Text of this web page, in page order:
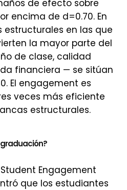
de efecto sobre
encima de d=0.70. En
estructurales en las que
la mayor parte del
de clase, calidad
financiera — se sitúan
El engagement es
veces más eficiente
estructurales.
Engagement
que los estudiantes